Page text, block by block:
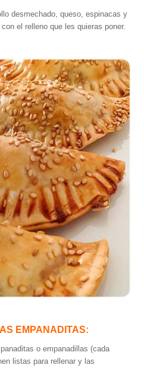
desmechado, queso, espinacas y
el relleno que les quieras poner.
EMPANADITAS:
o empanadillas (cada
listas para rellenar y las